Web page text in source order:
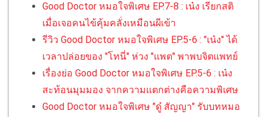
Good Doctor หมอใจพิเศษ EP.7-8 : เน๋ง เรียกสติ
เมื่อเจอคนไข้คุ้มคลั่งเหมือนผีเข้า
รีวิว Good Doctor หมอใจพิเศษ EP.5-6 : "เน๋ง" ได้
เวลาปล่อยของ "โทนี่" ห่วง "แพต" พาพบจิตแพทย์
เรื่องย่อ Good Doctor หมอใจพิเศษ EP.5-6 : เน๋ง
สะท้อนมุมมอง จากความแตกต่างคือความพิเศษ
Good Doctor หมอใจพิเศษ "ดู๋ สัญญา" รับบทหมอ